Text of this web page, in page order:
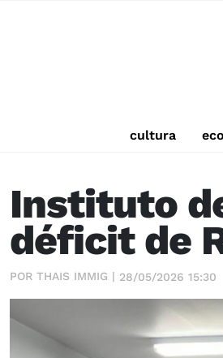
cultura
Instituto
déficit de
POR THAIS IMMIG | 28/05/2026 15:30